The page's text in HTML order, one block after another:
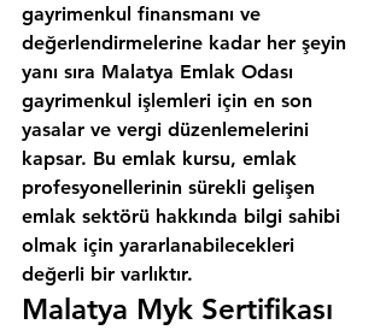
gayrimenkul finansmanı ve
değerlendirmelerine kadar her şeyin
yanı sıra Malatya Emlak Odası
gayrimenkul işlemleri için en son
yasalar ve vergi düzenlemelerini
kapsar. Bu emlak kursu, emlak
profesyonellerinin sürekli gelişen
emlak sektörü hakkında bilgi sahibi
olmak için yararlanabilecekleri
değerli bir varlıktır.
Malatya Myk Sertifikası